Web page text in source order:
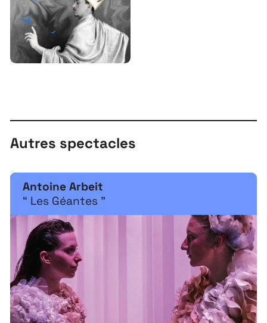
Autres spectacles
Antoine Arbeit
“ Les Géantes ”